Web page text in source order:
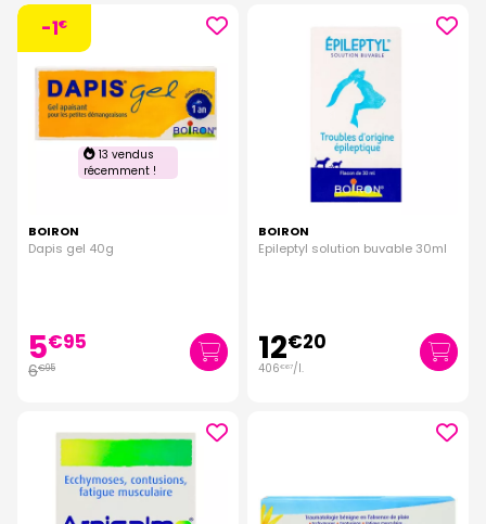
-1€
13 vendus
récemment !
BOIRON
Dapis gel 40g
5€95
6€95
BOIRON
Epileptyl solution buvable 30ml
12€20
406€67/l.